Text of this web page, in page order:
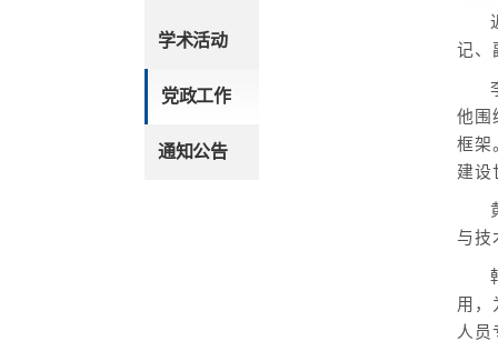
学术活动
党政工作
通知公告
记、
他围
框架
建设
与技
用，
人员